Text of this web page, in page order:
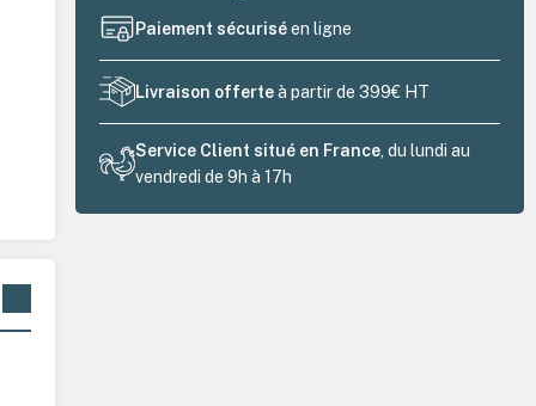
Paiement sécuriséen ligne
Livraison offerteà partir de 399€ HT
Service Client situé en France , du lundi au
vendredi de 9h à 17h